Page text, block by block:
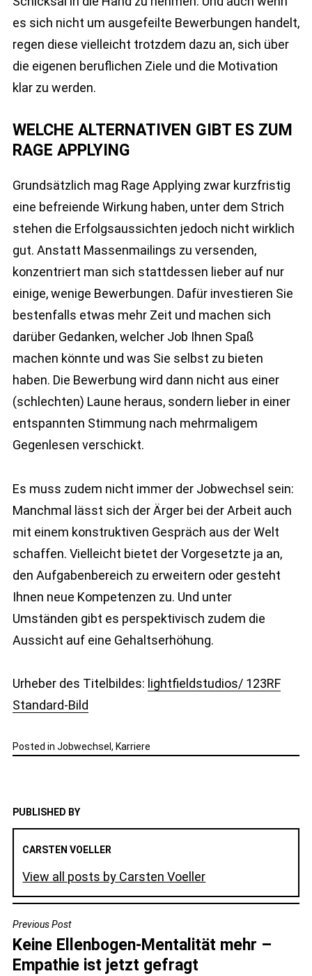
es sich nicht um ausgefeilte Bewerbungen handelt,
regen diese vielleicht trotzdem dazu an, sich über
die eigenen beruflichen Ziele und die Motivation
klar zu werden.
WELCHE ALTERNATIVEN GIBT ES ZUM
RAGE APPLYING
Grundsätzlich mag Rage Applying zwar kurzfristig
eine befreiende Wirkung haben, unter dem Strich
stehen die Erfolgsaussichten jedoch nicht wirklich
gut. Anstatt Massenmailings zu versenden,
konzentriert man sich stattdessen lieber auf nur
einige, wenige Bewerbungen. Dafür investieren Sie
bestenfalls etwas mehr Zeit und machen sich
darüber Gedanken, welcher Job Ihnen Spaß
machen könnte und was Sie selbst zu bieten
haben. Die Bewerbung wird dann nicht aus einer
(schlechten) Laune heraus, sondern lieber in einer
entspannten Stimmung nach mehrmaligem
Gegenlesen verschickt.
Es muss zudem nicht immer der Jobwechsel sein:
Manchmal lässt sich der Ärger bei der Arbeit auch
mit einem konstruktiven Gespräch aus der Welt
schaffen. Vielleicht bietet der Vorgesetzte ja an,
den Aufgabenbereich zu erweitern oder gesteht
Ihnen neue Kompetenzen zu. Und unter
Umständen gibt es perspektivisch zudem die
Aussicht auf eine Gehaltserhöhung.
Urheber des Titelbildes: lightfieldstudios/ 123RF
Standard-Bild
Posted in Jobwechsel , Karriere
PUBLISHED BY
CARSTEN VOELLER
View all posts by Carsten Voeller
BEITRAGSNAVIGATION
Previous Post
Keine Ellenbogen-Mentalität mehr –
Empathie ist jetzt gefragt